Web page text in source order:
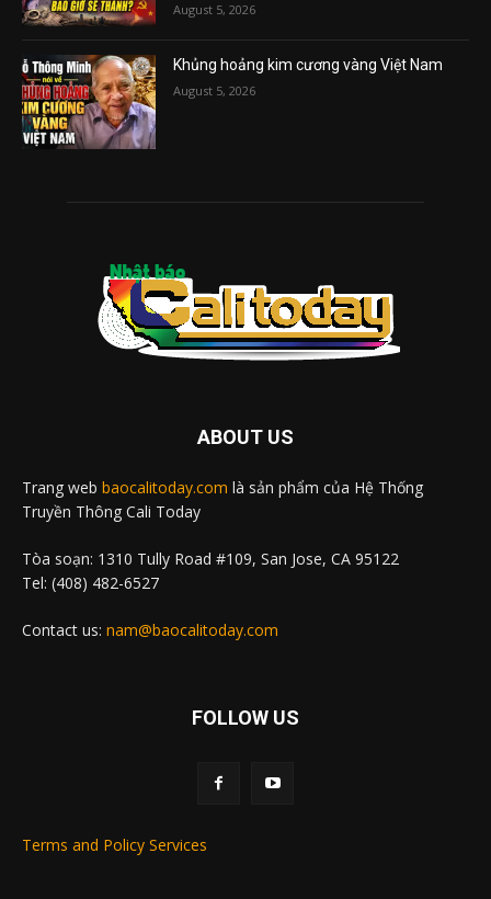
August 5, 2026
Khủng hoảng kim cương vàng Việt Nam
August 5, 2026
ABOUT US
Trang web baocalitoday.com là sản phẩm của Hệ Thống
Truyền Thông Cali Today
Tòa soạn: 1310 Tully Road #109, San Jose, CA 95122
Tel: (408) 482-6527
Contact us: nam@baocalitoday.com
FOLLOW US
Terms and Policy Services